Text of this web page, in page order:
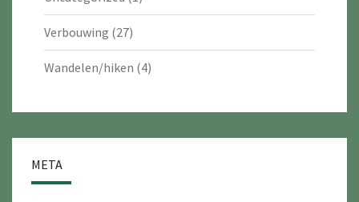
Verbouwing (27)
Wandelen/hiken (4)
META